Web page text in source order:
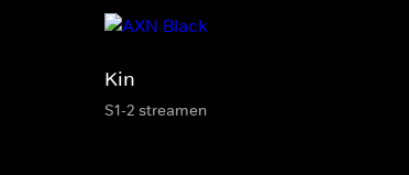
Kin
S1-2 streamen